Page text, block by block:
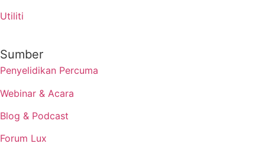
Utiliti
Sumber
Penyelidikan Percuma
Webinar & Acara
Blog & Podcast
Forum Lux